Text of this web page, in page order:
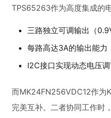
TPS65263作为高度集成的
三路独立可调输出（
每路高达3A的输出能力
I2C接口实现动态电压
而MK24FN256VDC12作为
完美互补。二者协同工作时